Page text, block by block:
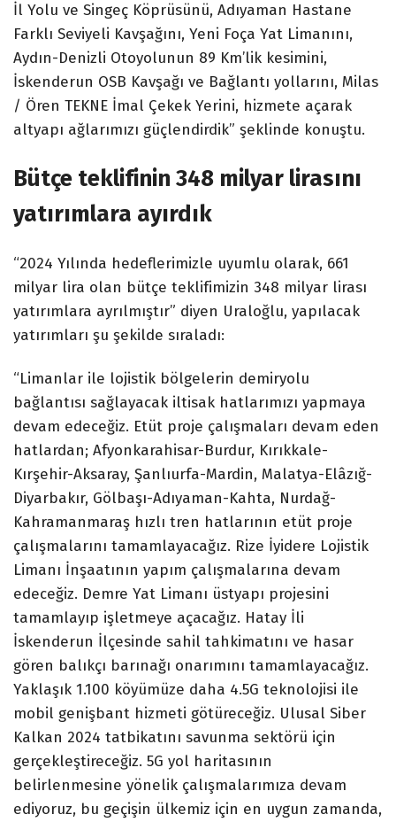
İl Yolu ve Singeç Köprüsünü, Adıyaman Hastane
Farklı Seviyeli Kavşağını, Yeni Foça Yat Limanını,
Aydın-Denizli Otoyolunun 89 Km’lik kesimini,
İskenderun OSB Kavşağı ve Bağlantı yollarını, Milas
/ Ören TEKNE İmal Çekek Yerini, hizmete açarak
altyapı ağlarımızı güçlendirdik” şeklinde konuştu.
Bütçe teklifinin 348 milyar lirasını
yatırımlara ayırdık
“2024 Yılında hedeflerimizle uyumlu olarak, 661
milyar lira olan bütçe teklifimizin 348 milyar lirası
yatırımlara ayrılmıştır” diyen Uraloğlu, yapılacak
yatırımları şu şekilde sıraladı:
“Limanlar ile lojistik bölgelerin demiryolu
bağlantısı sağlayacak iltisak hatlarımızı yapmaya
devam edeceğiz. Etüt proje çalışmaları devam eden
hatlardan; Afyonkarahisar-Burdur, Kırıkkale-
Kırşehir-Aksaray, Şanlıurfa-Mardin, Malatya-Elâzığ-
Diyarbakır, Gölbaşı-Adıyaman-Kahta, Nurdağ-
Kahramanmaraş hızlı tren hatlarının etüt proje
çalışmalarını tamamlayacağız. Rize İyidere Lojistik
Limanı İnşaatının yapım çalışmalarına devam
edeceğiz. Demre Yat Limanı üstyapı projesini
tamamlayıp işletmeye açacağız. Hatay İli
İskenderun İlçesinde sahil tahkimatını ve hasar
gören balıkçı barınağı onarımını tamamlayacağız.
Yaklaşık 1.100 köyümüze daha 4.5G teknolojisi ile
mobil genişbant hizmeti götüreceğiz. Ulusal Siber
Kalkan 2024 tatbikatını savunma sektörü için
gerçekleştireceğiz. 5G yol haritasının
belirlenmesine yönelik çalışmalarımıza devam
ediyoruz, bu geçişin ülkemiz için en uygun zamanda,